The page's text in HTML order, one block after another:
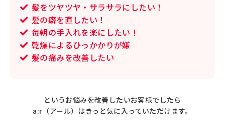
髪をツヤツヤ・サラサラにしたい！
髪の癖を直したい！
毎朝の手入れを楽にしたい！
乾燥によるひっかかりが嫌
髪の痛みを改善したい
というお悩みを改善したいお客様でしたら
a:r（アール）はきっと気に入っていただけます。